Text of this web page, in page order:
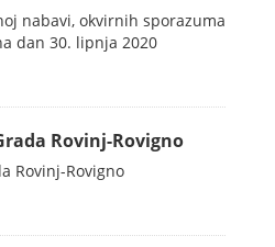
nabavi, okvirnih sporazuma
dan 30. lipnja 2020
Rovinj-Rovigno
Rovinj-Rovigno